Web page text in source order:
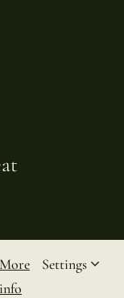
More
info
Settings